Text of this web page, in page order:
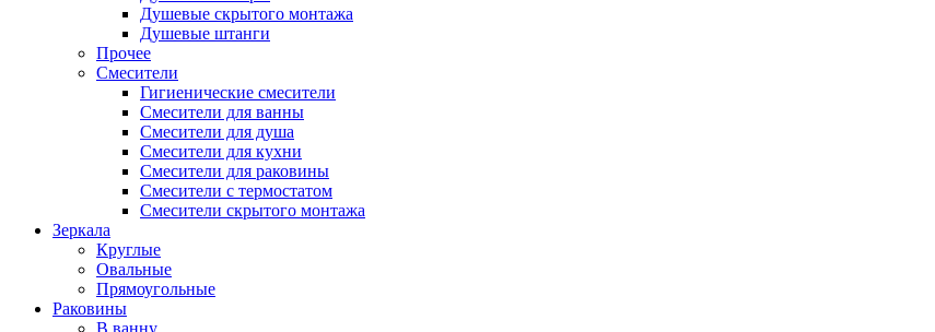
Душевые скрытого монтажа
Душевые штанги
Прочее
Смесители
Гигиенические смесители
Смесители для ванны
Смесители для душа
Смесители для кухни
Смесители для раковины
Смесители с термостатом
Смесители скрытого монтажа
Зеркала
Круглые
Овальные
Прямоугольные
Раковины
В ванну